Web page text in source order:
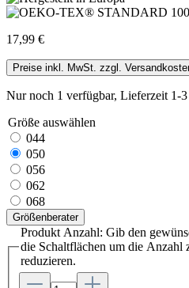
17,99 €
Preise inkl. MwSt. zzgl.
Nur noch 1 verfügbar, Lieferzeit 1-
Größe auswählen
044
050
056
062
068
Größenberater
Produkt Anzahl: Gib den
die Schaltflächen um die Anzahl
reduzieren.